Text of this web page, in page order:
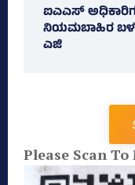
ಐಎಎಸ್‌
ನಿಯಮಬಾಹಿರ
ಎಜಿ
Please Scan